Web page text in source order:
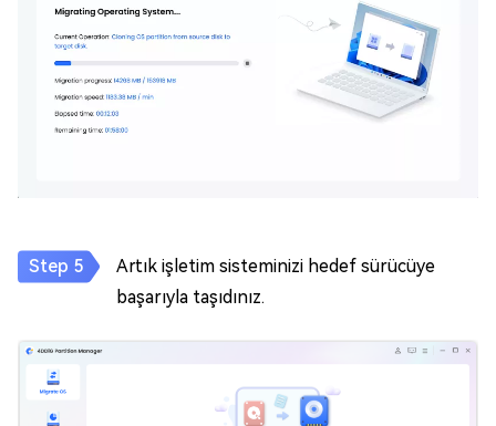
Artık işletim sisteminizi hedef sürücüye
başarıyla taşıdınız.